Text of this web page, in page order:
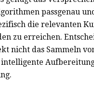
passgenau
die relevanten
zu erreichen.
nicht das Sammeln